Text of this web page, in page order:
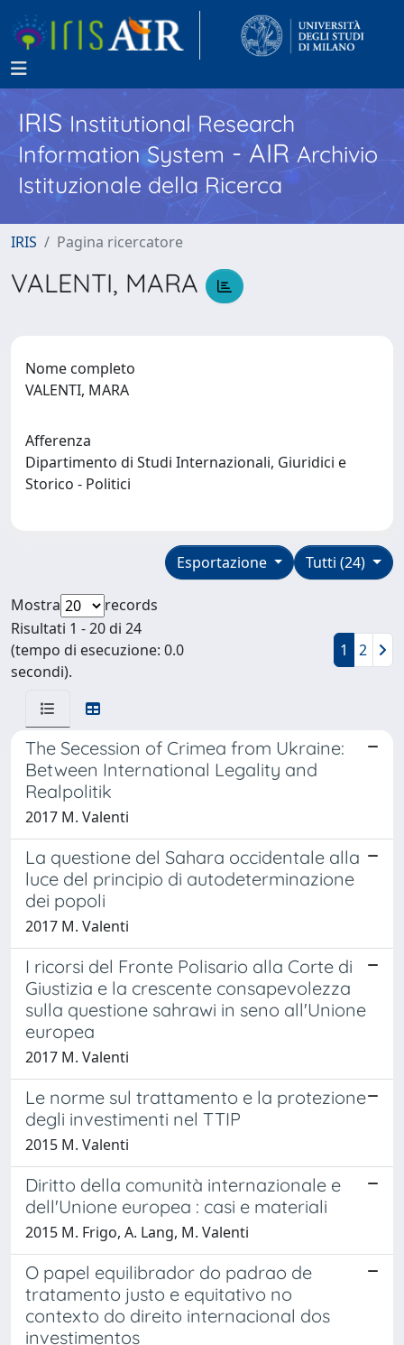
IRISInstitutional Research
Information System - AIR Archivio
Istituzionale della Ricerca
IRIS Pagina ricercatore
VALENTI, MARA
Nome completo
VALENTI, MARA
Afferenza
Dipartimento di Studi Internazionali, Giuridici e
Storico - Politici
Tutti (24)
Esportazione
Mostra
records
Risultati 1 - 20 di 24
(tempo di esecuzione: 0.0
secondi).
1 2
The Secession of Crimea from Ukraine:
Between International Legality and
Realpolitik
2017 M. Valenti
La questione del Sahara occidentale alla
luce del principio di autodeterminazione
dei popoli
2017 M. Valenti
I ricorsi del Fronte Polisario alla Corte di
Giustizia e la crescente consapevolezza
sulla questione sahrawi in seno all'Unione
europea
2017 M. Valenti
Le norme sul trattamento e la protezione
degli investimenti nel TTIP
2015 M. Valenti
Diritto della comunità internazionale e
dell'Unione europea : casi e materiali
2015 M. Frigo, A. Lang, M. Valenti
O papel equilibrador do padrao de
tratamento justo e equitativo no
contexto do direito internacional dos
investimentos